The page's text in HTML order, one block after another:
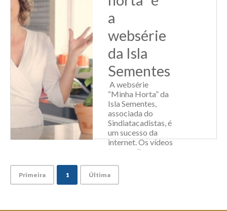
Leia Mais
a
websérie
da Isla
Sementes
A websérie
“Minha Horta” da
Isla Sementes,
associada do
Sindiatacadistas, é
um sucesso da
internet. Os vídeos
trazem dicas
fácil e
Primeira 1 Última